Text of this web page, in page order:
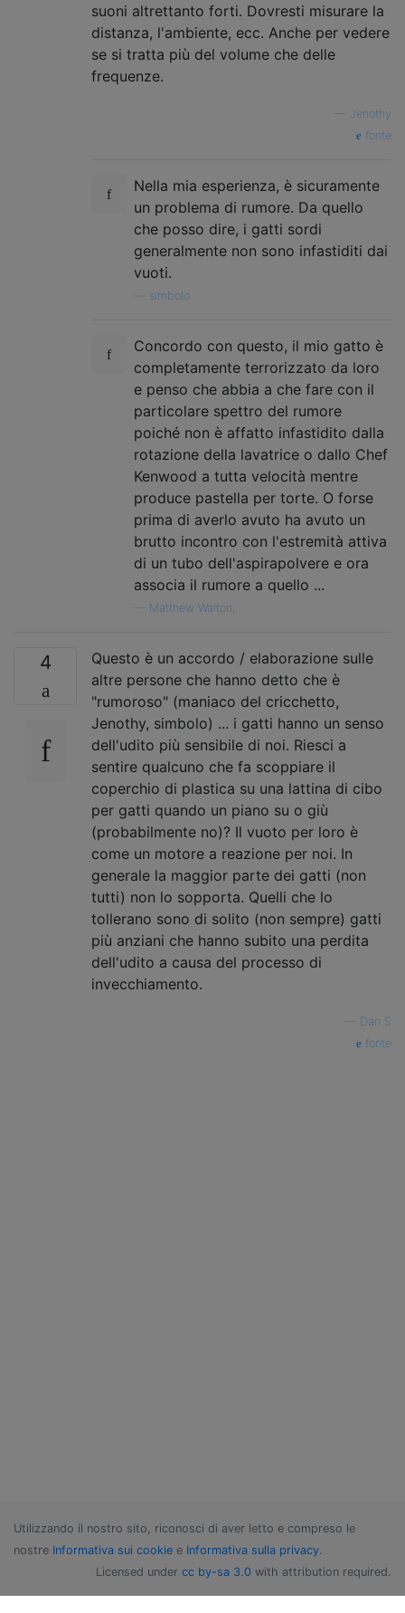
suoni altrettanto forti. Dovresti misurare la
distanza, l'ambiente, ecc. Anche per vedere
se si tratta più del volume che delle
frequenze.
Jenothy
fonte
Nella mia esperienza, è sicuramente
un problema di rumore. Da quello
che posso dire, i gatti sordi
generalmente non sono infastiditi dai
vuoti.
simbolo
Concordo con questo, il mio gatto è
completamente terrorizzato da loro
e penso che abbia a che fare con il
particolare spettro del rumore
poiché non è affatto infastidito dalla
rotazione della lavatrice o dallo Chef
Kenwood a tutta velocità mentre
produce pastella per torte. O forse
prima di averlo avuto ha avuto un
brutto incontro con l'estremità attiva
di un tubo dell'aspirapolvere e ora
associa il rumore a quello ...
Matthew Walton,
4
Questo è un accordo / elaborazione sulle
altre persone che hanno detto che è
"rumoroso" (maniaco del cricchetto,
Jenothy, simbolo) ... i gatti hanno un senso
dell'udito più sensibile di noi. Riesci a
sentire qualcuno che fa scoppiare il
coperchio di plastica su una lattina di cibo
per gatti quando un piano su o giù
(probabilmente no)? Il vuoto per loro è
come un motore a reazione per noi. In
generale la maggior parte dei gatti (non
tutti) non lo sopporta. Quelli che lo
tollerano sono di solito (non sempre) gatti
più anziani che hanno subito una perdita
dell'udito a causa del processo di
invecchiamento.
Dan S
fonte
Utilizzando il nostro sito, riconosci di aver letto e compreso le
nostre Informativa sui cookie e Informativa sulla privacy.
Licensed under cc by-sa 3.0 with attribution required.